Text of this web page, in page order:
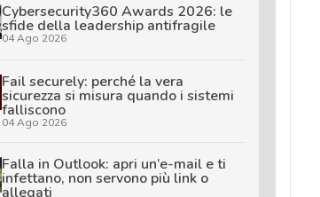
Cybersecurity360 Awards 2026: le
sfide della leadership antifragile
04 Ago 2026
Fail securely: perché la vera
sicurezza si misura quando i sistemi
falliscono
04 Ago 2026
Falla in Outlook: apri un’e-mail e ti
infettano, non servono più link o
allegati